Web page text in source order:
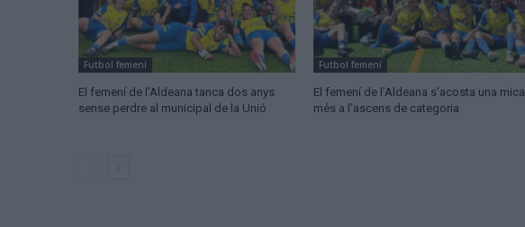
Futbol femení
El femení de l’Aldeana tanca dos anys
sense perdre al municipal de la Unió
Futbol femení
El femení de l’Aldeana s’acosta una mica
més a l’ascens de categoria